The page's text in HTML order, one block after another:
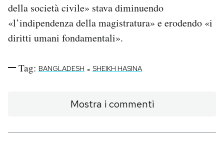
della società civile» stava diminuendo
«l’indipendenza della magistratura» e erodendo «i
diritti umani fondamentali».
Tag: BANGLADESH - SHEIKH HASINA
Mostra i commenti